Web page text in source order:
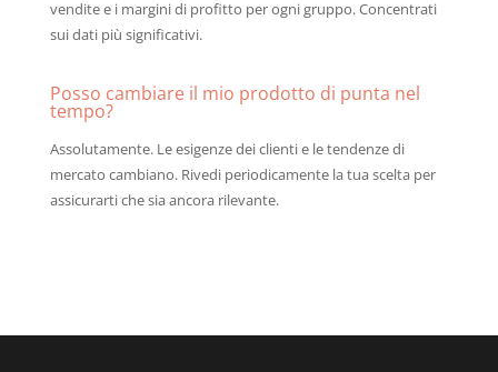
vendite e i margini di profitto per ogni gruppo. Concentrati
sui dati più significativi.
Posso cambiare il mio prodotto di punta nel
tempo?
Assolutamente. Le esigenze dei clienti e le tendenze di
mercato cambiano. Rivedi periodicamente la tua scelta per
assicurarti che sia ancora rilevante.